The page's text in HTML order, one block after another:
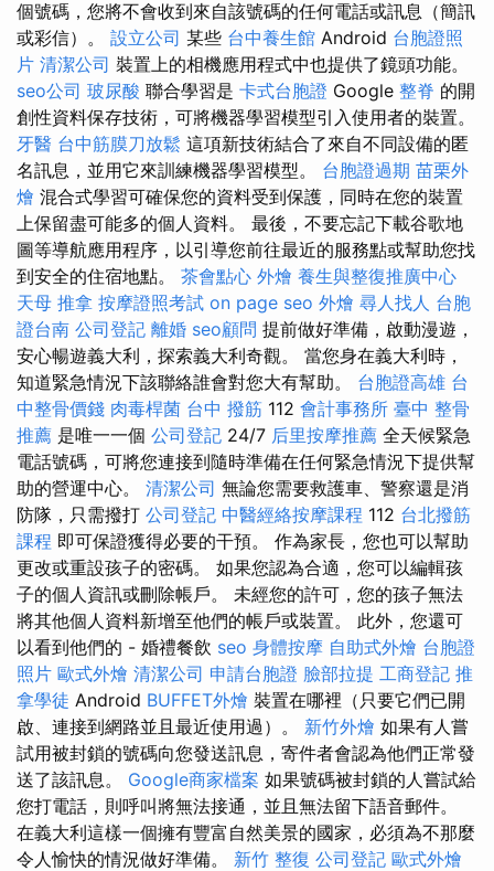
個號碼，您將不會收到來自該號碼的任何電話或訊息（簡訊
或彩信）。 設立公司 某些 台中養生館 Android 台胞證照
片 清潔公司 裝置上的相機應用程式中也提供了鏡頭功能。
seo公司 玻尿酸 聯合學習是 卡式台胞證 Google 整脊 的開
創性資料保存技術，可將機器學習模型引入使用者的裝置。
牙醫 台中筋膜刀放鬆 這項新技術結合了來自不同設備的匿
名訊息，並用它來訓練機器學習模型。 台胞證過期 苗栗外
燴 混合式學習可確保您的資料受到保護，同時在您的裝置
上保留盡可能多的個人資料。 最後，不要忘記下載谷歌地
圖等導航應用程序，以引導您前往最近的服務點或幫助您找
到安全的住宿地點。 茶會點心 外燴 養生與整復推廣中心
天母 推拿 按摩證照考試 on page seo 外燴 尋人找人 台胞
證台南 公司登記 離婚 seo顧問 提前做好準備，啟動漫遊，
安心暢遊義大利，探索義大利奇觀。 當您身在義大利時，
知道緊急情況下該聯絡誰會對您大有幫助。 台胞證高雄 台
中整骨價錢 肉毒桿菌 台中 撥筋 112 會計事務所 臺中 整骨
推薦 是唯一一個 公司登記 24/7 后里按摩推薦 全天候緊急
電話號碼，可將您連接到隨時準備在任何緊急情況下提供幫
助的營運中心。 清潔公司 無論您需要救護車、警察還是消
防隊，只需撥打 公司登記 中醫經絡按摩課程 112 台北撥筋
課程 即可保證獲得必要的干預。 作為家長，您也可以幫助
更改或重設孩子的密碼。 如果您認為合適，您可以編輯孩
子的個人資訊或刪除帳戶。 未經您的許可，您的孩子無法
將其他個人資料新增至他們的帳戶或裝置。 此外，您還可
以看到他們的 - 婚禮餐飲 seo 身體按摩 自助式外燴 台胞證
照片 歐式外燴 清潔公司 申請台胞證 臉部拉提 工商登記 推
拿學徒 Android BUFFET外燴 裝置在哪裡（只要它們已開
啟、連接到網路並且最近使用過）。 新竹外燴 如果有人嘗
試用被封鎖的號碼向您發送訊息，寄件者會認為他們正常發
送了該訊息。 Google商家檔案 如果號碼被封鎖的人嘗試給
您打電話，則呼叫將無法接通，並且無法留下語音郵件。
在義大利這樣一個擁有豐富自然美景的國家，必須為不那麼
令人愉快的情況做好準備。 新竹 整復 公司登記 歐式外燴